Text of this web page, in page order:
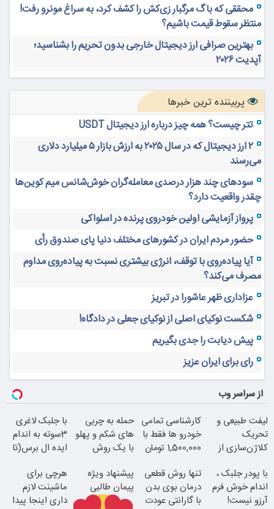
محققی که باگ مرگبار زی‌کش را کشف کرد، به سراغ مونرو رفت!
منتظر سقوط قیمت باشیم؟
بهترین صرافی ارز دیجیتال خارجی بدون تحریم را بشناسید؛
آپدیت ۲۰۲۶
پربیننده ترین خبرها
تتر چیست؟ همه چیز درباره ارز دیجیتال USDT
۲ ارز دیجیتال که در سال ۲۰۲۵ به ارزش بازار ۵ میلیارد دلاری
می‌رسند
سودهای چند هزار درصدی معامله‌گران خوش‌شانس میم کوین‌ها
چقدر واقعیت دارد؟
پرواز آزمایشی اولین خودروی پرنده در اسلواکی
حضور مردم ایران در کشورهای مختلف دنیا پای صندوق رأی
آیا پیاده‌روی با توقف، انرژی بیشتری نسبت به پیاده‌روی مداوم
مصرف می‌کند؟
عزاداری ظهر عاشورا در تبریز
شکست نوکیای اصلی از نوکیای جعلی در دادگاه!
پیش دیابت را جدی بگیریم
رای برای ایران عزیز
از سراسر وب
لیفت طبیعی و
تحریک
کلاژن‌سازی از
24ماه ماندگاری
کارشناسی تمامی
خودرو ها فقط با
1,500,000 تومان
حمله به چربی
های شکم و پهلو
با یک روش
سبز45%تخفیف)
با جلبک لاغری
3سوته به اندام
ایده ال برس(تا
ویژه)
با پودر جلبک ،
اندام خوش فرم
آرزو نیست!
تنها روش قطعی
درمان بوی بدن
با گارانتی عودت
پیشنهاد ویژه
پیمان طالبی
هرچی برای
ماشینت لازم
داری اینجا پیدا